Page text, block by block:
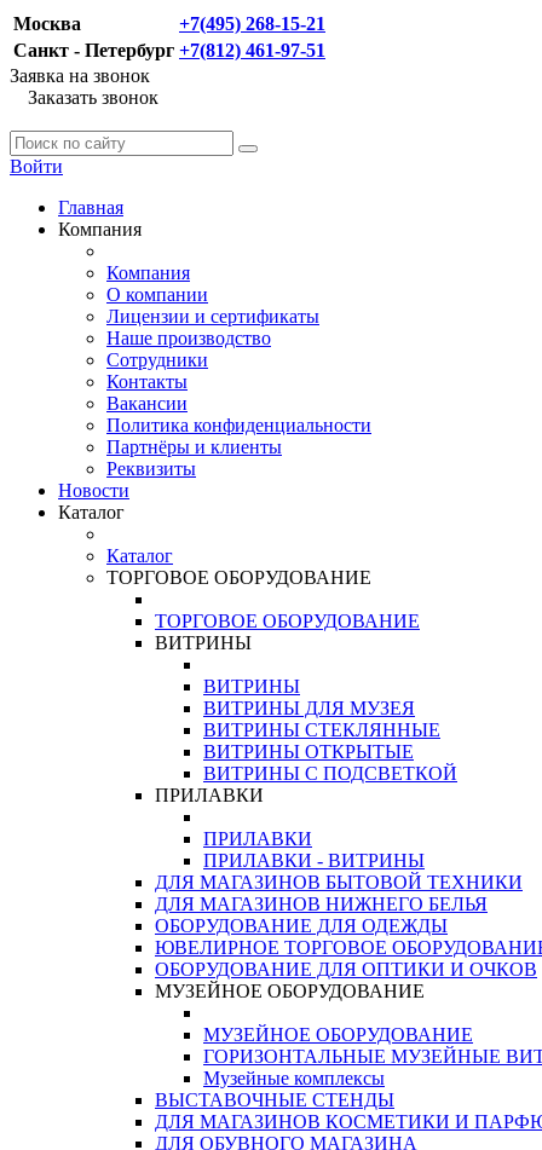
Москва
+7(495) 268-15-21
Санкт - Петербург +7(812) 461-97-51
Заявка на звонок
Заказать звонок
Войти
Главная
Компания
Компания
О компании
Лицензии и сертификаты
Наше производство
Сотрудники
Контакты
Вакансии
Политика конфиденциальности
Партнёры и клиенты
Реквизиты
Новости
Каталог
Каталог
ТОРГОВОЕ ОБОРУДОВАНИЕ
ТОРГОВОЕ ОБОРУДОВАНИЕ
ВИТРИНЫ
ВИТРИНЫ
ВИТРИНЫ ДЛЯ МУЗЕЯ
ВИТРИНЫ СТЕКЛЯННЫЕ
ВИТРИНЫ ОТКРЫТЫЕ
ВИТРИНЫ С ПОДСВЕТКОЙ
ПРИЛАВКИ
ПРИЛАВКИ
ПРИЛАВКИ - ВИТРИНЫ
ДЛЯ МАГАЗИНОВ БЫТОВОЙ ТЕХНИКИ
ДЛЯ МАГАЗИНОВ НИЖНЕГО БЕЛЬЯ
ОБОРУДОВАНИЕ ДЛЯ ОДЕЖДЫ
ЮВЕЛИРНОЕ ТОРГОВОЕ
ОБОРУДОВАНИЕ ДЛЯ ОПТИКИ И ОЧКОВ
МУЗЕЙНОЕ ОБОРУДОВАНИЕ
МУЗЕЙНОЕ ОБОРУДОВАНИЕ
ГОРИЗОНТАЛЬНЫЕ МУЗЕЙНЫЕ
Музейные комплексы
ВЫСТАВОЧНЫЕ СТЕНДЫ
ДЛЯ МАГАЗИНОВ КОСМЕТИКИ И
ДЛЯ ОБУВНОГО МАГАЗИНА